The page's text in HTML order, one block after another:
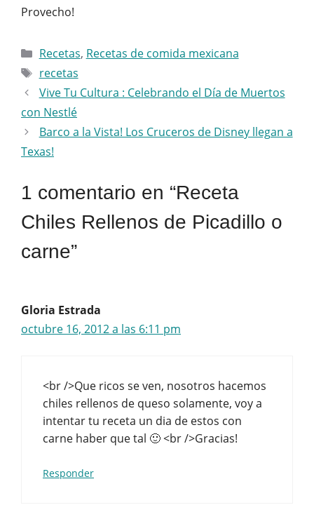
Provecho!
Categorías
Recetas, Recetas de comida mexicana
Etiquetas
recetas
Vive Tu Cultura : Celebrando el Día de Muertos
con Nestlé
Barco a la Vista! Los Cruceros de Disney llegan a
Texas!
1 comentario en “Receta
Chiles Rellenos de Picadillo o
carne”
Gloria Estrada
octubre 16, 2012 a las 6:11 pm
<br />Que ricos se ven, nosotros hacemos
chiles rellenos de queso solamente, voy a
intentar tu receta un dia de estos con
carne haber que tal 🙂 <br />Gracias!
Responder